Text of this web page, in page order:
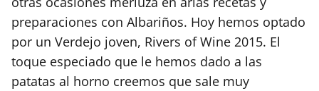
preparaciones con Albariños. Hoy hemos optado
por un Verdejo joven, Rivers of Wine 2015. El
toque especiado que le hemos dado a las
patatas al horno creemos que sale muy